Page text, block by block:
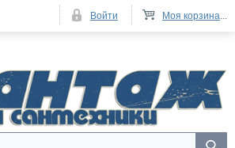
Моя корзина...
Войти